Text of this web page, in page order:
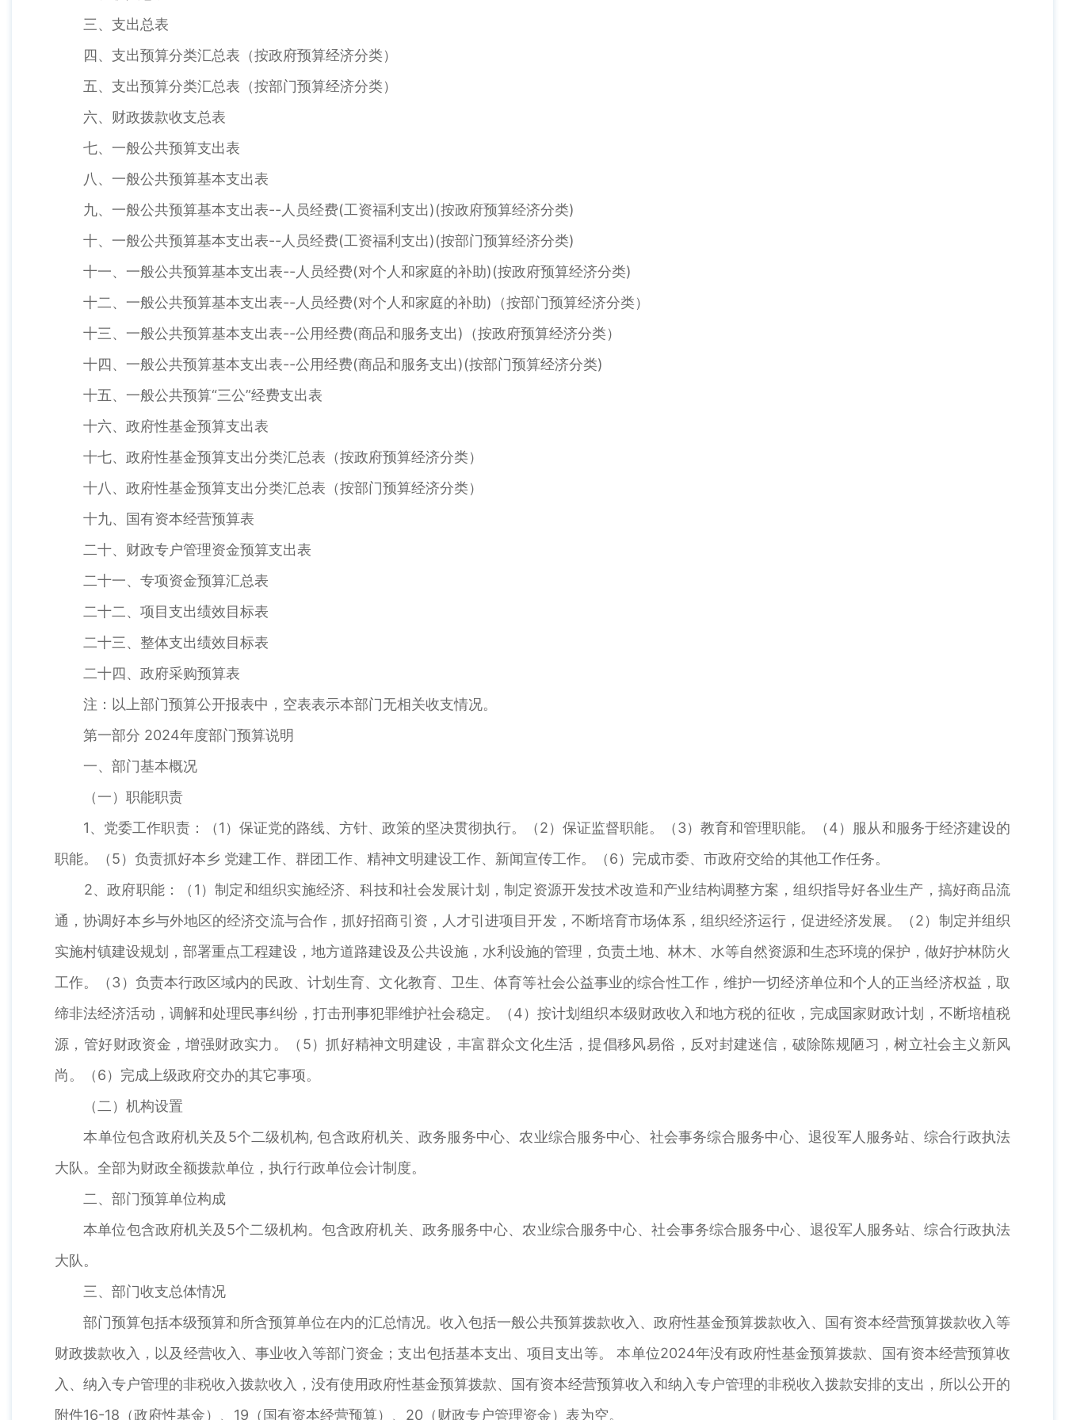
三、支出总表
四、支出预算分类汇总表（按政府预算经济分类）
五、支出预算分类汇总表（按部门预算经济分类）
六、财政拨款收支总表
七、一般公共预算支出表
八、一般公共预算基本支出表
九、一般公共预算基本支出表--人员经费(工资福利支出)(按政府预算经济分类)
十、一般公共预算基本支出表--人员经费(工资福利支出)(按部门预算经济分类)
十一、一般公共预算基本支出表--人员经费(对个人和家庭的补助)(按政府预算经济分类)
十二、一般公共预算基本支出表--人员经费(对个人和家庭的补助)（按部门预算经济分类）
十三、一般公共预算基本支出表--公用经费(商品和服务支出)（按政府预算经济分类）
十四、一般公共预算基本支出表--公用经费(商品和服务支出)(按部门预算经济分类)
十五、一般公共预算“三公”经费支出表
十六、政府性基金预算支出表
十七、政府性基金预算支出分类汇总表（按政府预算经济分类）
十八、政府性基金预算支出分类汇总表（按部门预算经济分类）
十九、国有资本经营预算表
二十、财政专户管理资金预算支出表
二十一、专项资金预算汇总表
二十二、项目支出绩效目标表
二十三、整体支出绩效目标表
二十四、政府采购预算表
注：以上部门预算公开报表中，空表表示本部门无相关收支情况。
第一部分 2024年度部门预算说明
一、部门基本概况
（一）职能职责
1、党委工作职责：（1）保证党的路线、方针、政策的坚决贯彻执行。（2）保证监督职能。（3）教育和管理职能。（4）服从和服务于经济建设的
职能。（5）负责抓好本乡 党建工作、群团工作、精神文明建设工作、新闻宣传工作。（6）完成市委、市政府交给的其他工作任务。
2、政府职能：（1）制定和组织实施经济、科技和社会发展计划，制定资源开发技术改造和产业结构调整方案，组织指导好各业生产，搞好商品流
通，协调好本乡与外地区的经济交流与合作，抓好招商引资，人才引进项目开发，不断培育市场体系，组织经济运行，促进经济发展。（2）制定并组织
实施村镇建设规划，部署重点工程建设，地方道路建设及公共设施，水利设施的管理，负责土地、林木、水等自然资源和生态环境的保护，做好护林防火
工作。（3）负责本行政区域内的民政、计划生育、文化教育、卫生、体育等社会公益事业的综合性工作，维护一切经济单位和个人的正当经济权益，取
缔非法经济活动，调解和处理民事纠纷，打击刑事犯罪维护社会稳定。（4）按计划组织本级财政收入和地方税的征收，完成国家财政计划，不断培植税
源，管好财政资金，增强财政实力。（5）抓好精神文明建设，丰富群众文化生活，提倡移风易俗，反对封建迷信，破除陈规陋习，树立社会主义新风
尚。（6）完成上级政府交办的其它事项。
（二）机构设置
本单位包含政府机关及5个二级机构, 包含政府机关、政务服务中心、农业综合服务中心、社会事务综合服务中心、退役军人服务站、综合行政执法
大队。全部为财政全额拨款单位，执行行政单位会计制度。
二、部门预算单位构成
本单位包含政府机关及5个二级机构。包含政府机关、政务服务中心、农业综合服务中心、社会事务综合服务中心、退役军人服务站、综合行政执法
大队。
三、部门收支总体情况
部门预算包括本级预算和所含预算单位在内的汇总情况。收入包括一般公共预算拨款收入、政府性基金预算拨款收入、国有资本经营预算拨款收入等
财政拨款收入，以及经营收入、事业收入等部门资金；支出包括基本支出、项目支出等。 本单位2024年没有政府性基金预算拨款、国有资本经营预算收
入、纳入专户管理的非税收入拨款收入，没有使用政府性基金预算拨款、国有资本经营预算收入和纳入专户管理的非税收入拨款安排的支出，所以公开的
附件16-18（政府性基金）、19（国有资本经营预算）、20（财政专户管理资金）表为空。